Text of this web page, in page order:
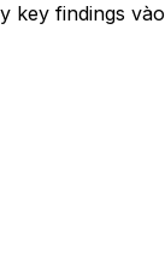
findings